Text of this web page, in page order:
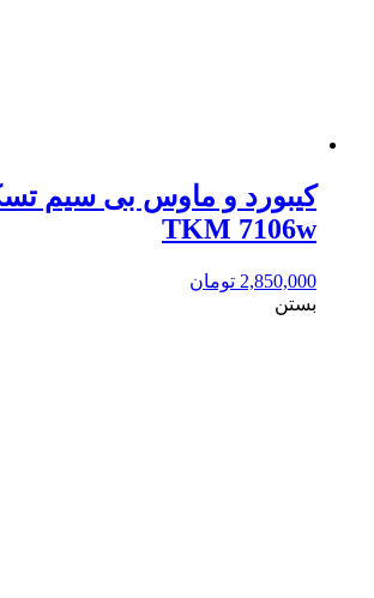
کیبورد و ماوس بی سیم
TKM 7106w
2,850,000 تومان
بستن